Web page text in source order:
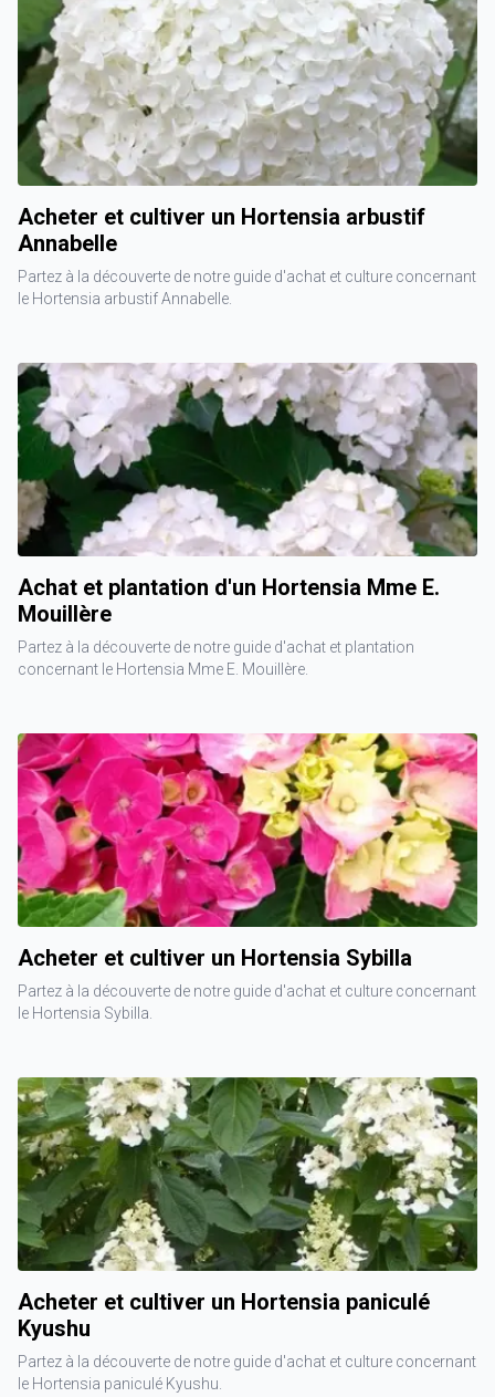
Acheter et cultiver un Hortensia arbustif
Annabelle
Partez à la découverte de notre guide d'achat et culture concernant
le Hortensia arbustif Annabelle.
Achat et plantation d'un Hortensia Mme E.
Mouillère
Partez à la découverte de notre guide d'achat et plantation
concernant le Hortensia Mme E. Mouillère.
Acheter et cultiver un Hortensia Sybilla
Partez à la découverte de notre guide d'achat et culture concernant
le Hortensia Sybilla.
Acheter et cultiver un Hortensia paniculé
Kyushu
Partez à la découverte de notre guide d'achat et culture concernant
le Hortensia paniculé Kyushu.